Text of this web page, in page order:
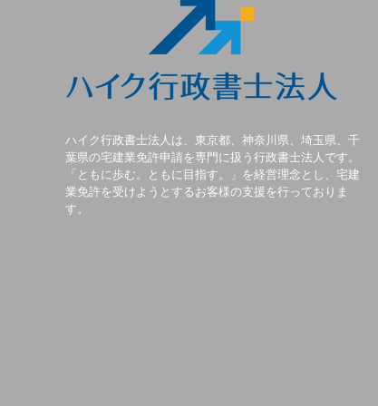
ハイク行政書士法人は、東京都、神奈川県、埼玉県、千
葉県の宅建業免許申請を専門に扱う行政書士法人です。
「ともに歩む。ともに目指す。」を経営理念とし、宅建
業免許を受けようとするお客様の支援を行っておりま
す。